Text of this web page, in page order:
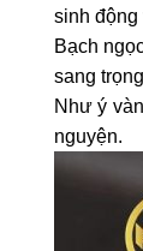
sinh
Bạch
sang
Như ý
nguyện.